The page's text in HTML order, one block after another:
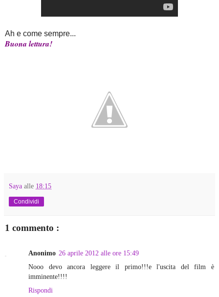
Ah e come sempre...
Buona lettura!
Saya alle 18:15
Condividi
1 commento :
Anonimo 26 aprile 2012 alle ore 15:49
Nooo devo ancora leggere il primo!!!e l'uscita del film è
imminente!!!!
Rispondi